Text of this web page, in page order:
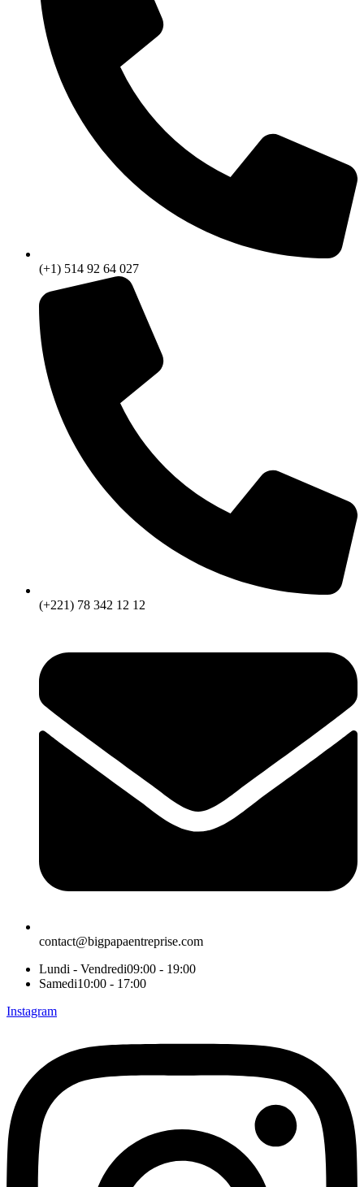
(+1) 514 92 64 027
(+221) 78 342 12 12
contact@bigpapaentreprise.com
Lundi - Vendredi09:00 - 19:00
Samedi10:00 - 17:00
Instagram